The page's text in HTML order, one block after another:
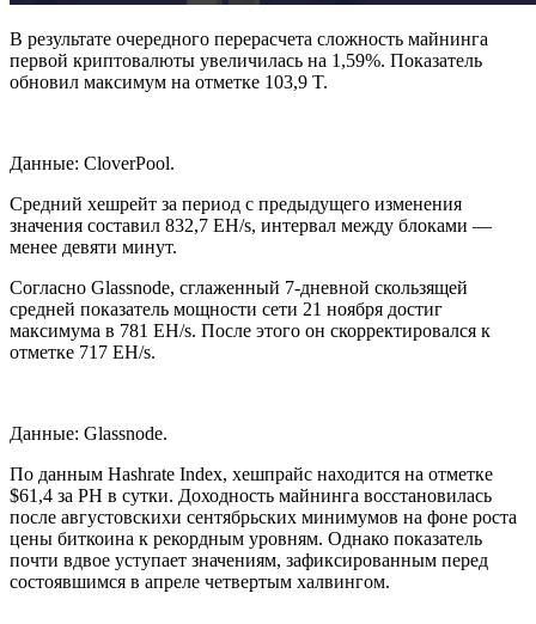
В результате очередного перерасчета сложность майнинга
первой криптовалюты увеличилась на 1,59%. Показатель
обновил максимум на отметке 103,9 T.
Данные: CloverPool.
Средний хешрейт за период с предыдущего изменения
значения составил 832,7 EH/s, интервал между блоками —
менее девяти минут.
Согласно Glassnode, сглаженный 7-дневной скользящей
средней показатель мощности сети 21 ноября достиг
максимума в 781 EH/s. После этого он скорректировался к
отметке 717 EH/s.
Данные: Glassnode.
По данным Hashrate Index, хешпрайс находится на отметке
$61,4 за PH в сутки. Доходность майнинга восстановилась
после августовскихи сентябрьских минимумов на фоне роста
цены биткоина к рекордным уровням. Однако показатель
почти вдвое уступает значениям, зафиксированным перед
состоявшимся в апреле четвертым халвингом.